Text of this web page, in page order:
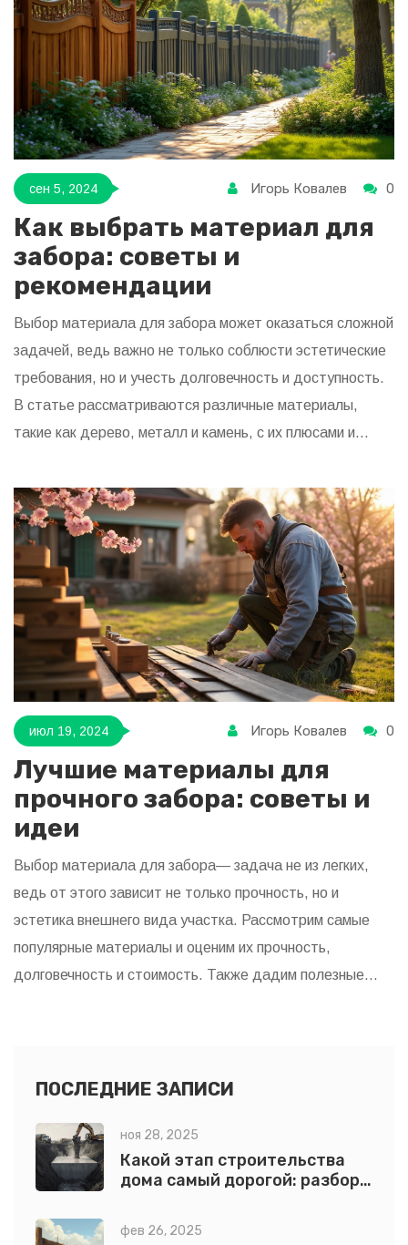
подойти к процессу с умом.
сен 5, 2024 Игорь Ковалев 0
Как выбрать материал для
забора: советы и
рекомендации
Выбор материала для забора может оказаться сложной
задачей, ведь важно не только соблюсти эстетические
требования, но и учесть долговечность и доступность.
В статье рассматриваются различные материалы,
такие как дерево, металл и камень, с их плюсами и
оптимального решения для их нужд и бюджета. Кроме
того, обсуждаются нюансы установки и ухода за
разными типами заборов.
июл 19, 2024 Игорь Ковалев 0
Лучшие материалы для
прочного забора: советы и
идеи
Выбор материала для забора— задача не из легких,
ведь от этого зависит не только прочность, но и
эстетика внешнего вида участка. Рассмотрим самые
популярные материалы и оценим их прочность,
долговечность и стоимость. Также дадим полезные
ПОСЛЕДНИЕ ЗАПИСИ
ноя 28, 2025
Какой этап строительства
дома самый дорогой: разбор
цифры
фев 26, 2025